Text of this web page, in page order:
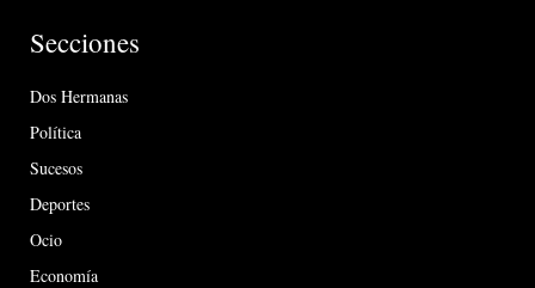
Secciones
Dos Hermanas
Política
Sucesos
Deportes
Ocio
Economía